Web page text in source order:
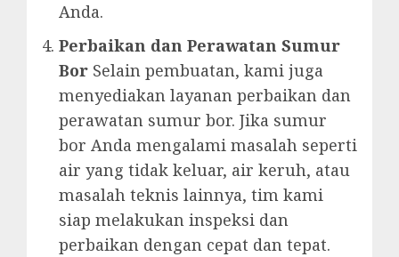
Anda.
Perbaikan dan Perawatan Sumur
Bor Selain pembuatan, kami juga
menyediakan layanan perbaikan dan
perawatan sumur bor. Jika sumur
bor Anda mengalami masalah seperti
air yang tidak keluar, air keruh, atau
masalah teknis lainnya, tim kami
siap melakukan inspeksi dan
perbaikan dengan cepat dan tepat.